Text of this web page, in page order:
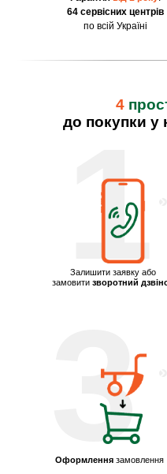
64 сервісних центрів
по всій Україні
1
3
Залишити заявку або
замовити зворотний
Оформлення замовлення
4
до покупки у